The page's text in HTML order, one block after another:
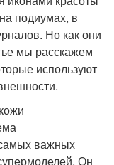
подиумах, в
Но как они
мы расскажем
используют
важных
Он